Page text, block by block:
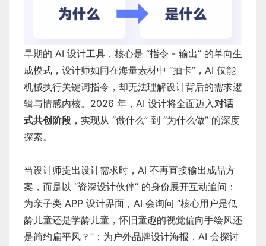
早期的 AI 设计工具，核心是 “指令 - 输出” 的单向生
成模式，设计师如同在海量素材中 “抽卡”，AI 仅能
机械执行关键词指令，却无法理解设计背后的需求逻
辑与情感内核。2026 年，AI 设计将全面迈入 对话
式共创阶段 ，实现从 “做什么” 到 “为什么做” 的深度
探索。
当设计师提出设计需求时，AI 不再直接输出成品方
案，而是以 “资深设计伙伴” 的身份展开互动追问：
为亲子类 APP 设计界面，AI 会询问 “核心用户是低
龄儿童还是学龄儿童，怀旧童趣的视觉偏向手绘风还
是简约扁平风？”；为户外品牌设计海报，AI 会探讨